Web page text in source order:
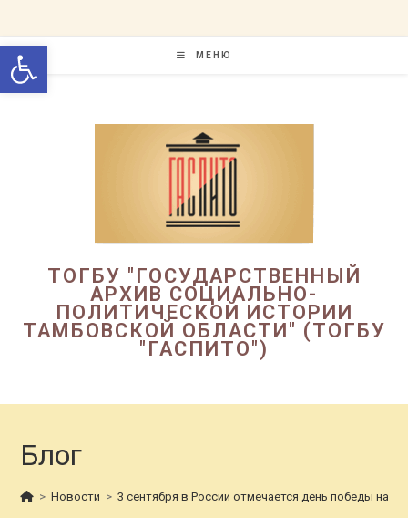
Открыть панель
содержимому
МЕНЮ
ТОГБУ "ГОСУДАРСТВЕННЫЙ
АРХИВ СОЦИАЛЬНО-
ПОЛИТИЧЕСКОЙ ИСТОРИИ
ТАМБОВСКОЙ ОБЛАСТИ" (ТОГБУ
"ГАСПИТО")
Блог
> Новости > 3 сентября в России отмечается день победы